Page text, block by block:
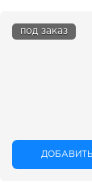
под заказ